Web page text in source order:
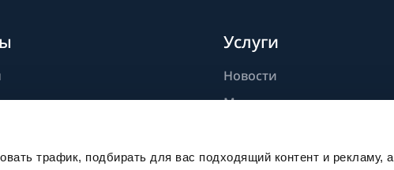
трафик, подбирать для вас подходящий контент и рекламу, а
модели
Услуги
Новости
Мастерство
Устойчивое развитие